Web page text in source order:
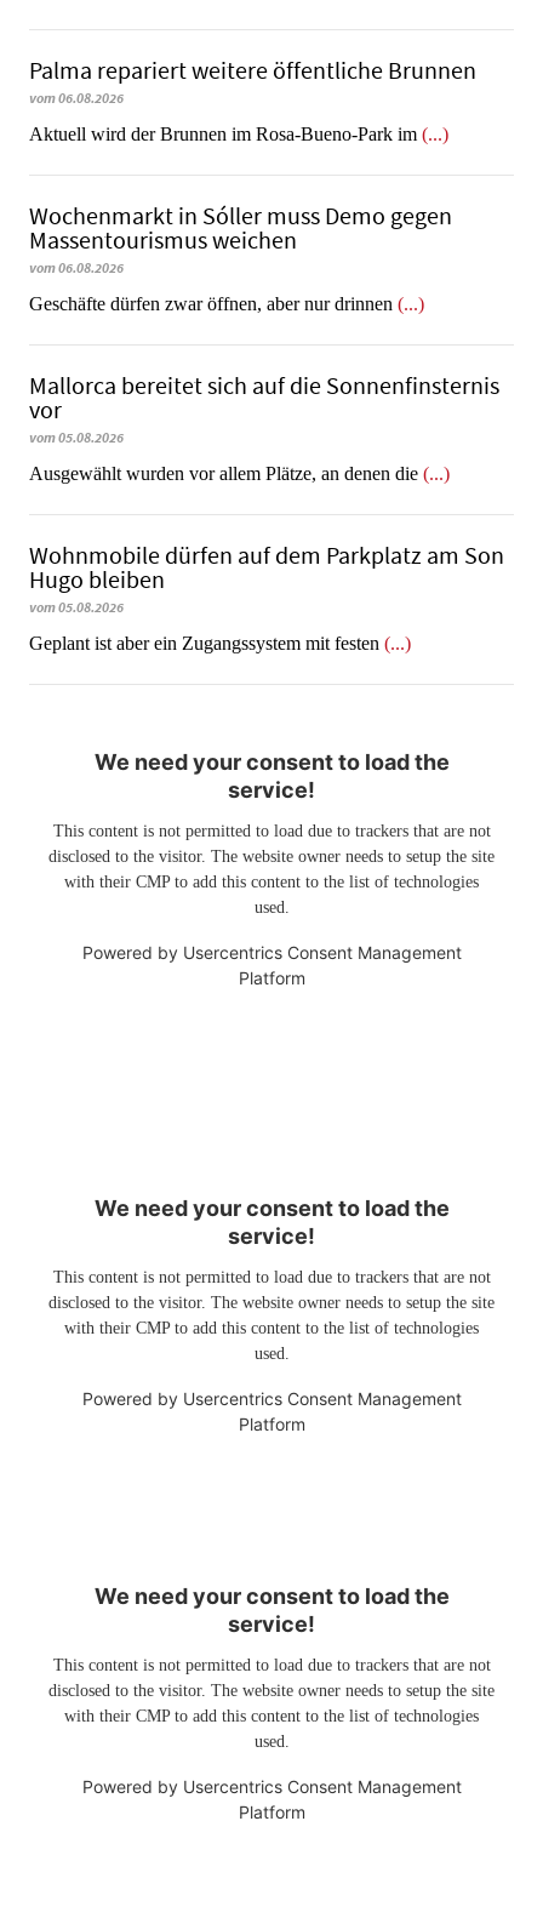
Palma repariert weitere öffentliche Brunnen
vom 06.08.2026
Aktuell wird der Brunnen im Rosa-Bueno-Park im (...)
Wochenmarkt in Sóller muss Demo gegen
Massentourismus weichen
vom 06.08.2026
Geschäfte dürfen zwar öffnen, aber nur drinnen (...)
Mallorca bereitet sich auf die Sonnenfinsternis
vor
vom 05.08.2026
Ausgewählt wurden vor allem Plätze, an denen die (...)
Wohnmobile dürfen auf dem Parkplatz am Son
Hugo bleiben
vom 05.08.2026
Geplant ist aber ein Zugangssystem mit festen (...)
We need your consent to load the
service!
This content is not permitted to load due to trackers that are not
disclosed to the visitor. The website owner needs to setup the site
with their CMP to add this content to the list of technologies
used.
Powered by Usercentrics Consent Management
Platform
We need your consent to load the
service!
This content is not permitted to load due to trackers that are not
disclosed to the visitor. The website owner needs to setup the site
with their CMP to add this content to the list of technologies
used.
Powered by Usercentrics Consent Management
Platform
We need your consent to load the
service!
This content is not permitted to load due to trackers that are not
disclosed to the visitor. The website owner needs to setup the site
with their CMP to add this content to the list of technologies
used.
Powered by Usercentrics Consent Management
Platform